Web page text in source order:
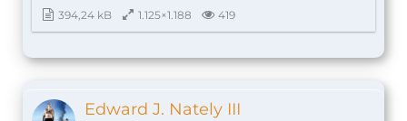
394,24 kB 1.125×1.188 419
Edward J. Nately III